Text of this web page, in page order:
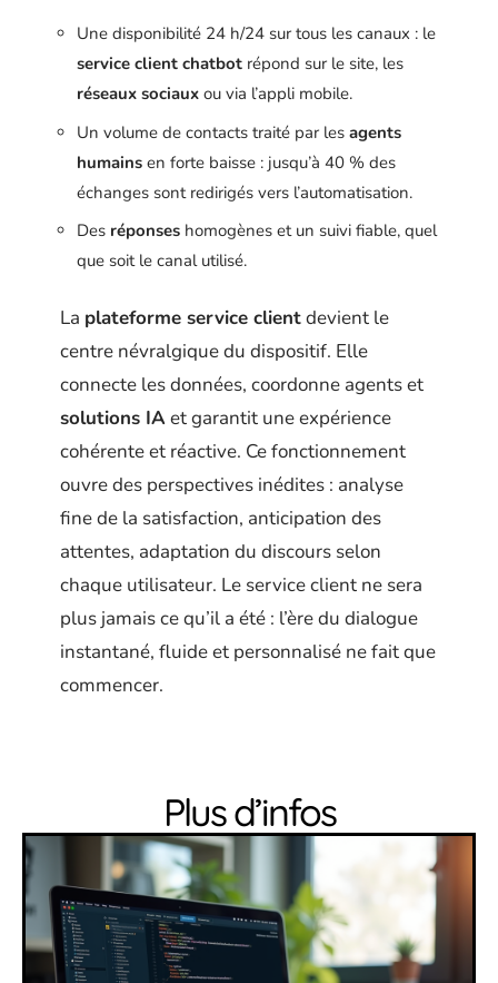
Une disponibilité 24 h/24 sur tous les canaux : le
service client chatbot répond sur le site, les
réseaux sociaux ou via l’appli mobile.
Un volume de contacts traité par les agents
humains en forte baisse : jusqu’à 40 % des
échanges sont redirigés vers l’automatisation.
Des réponses homogènes et un suivi fiable, quel
que soit le canal utilisé.
La plateforme service clientdevient le
centre névralgique du dispositif. Elle
connecte les données, coordonne agents et
solutions IAet garantit une expérience
cohérente et réactive. Ce fonctionnement
ouvre des perspectives inédites : analyse
fine de la satisfaction, anticipation des
attentes, adaptation du discours selon
chaque utilisateur. Le service client ne sera
plus jamais ce qu’il a été : l’ère du dialogue
instantané, fluide et personnalisé ne fait que
commencer.
Plus d’infos